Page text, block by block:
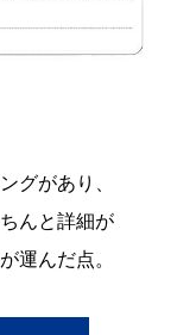
グがあり、
んと詳細が
運んだ点。